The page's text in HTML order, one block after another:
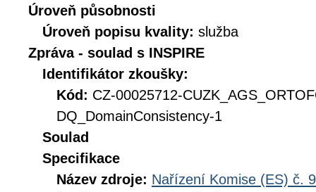
Úroveň působnosti
Úroveň popisu kvality: služba
Zpráva - soulad s INSPIRE
Identifikátor zkoušky:
Kód: CZ-00025712-
DQ_DomainConsistency-1
Soulad
Specifikace
Název zdroje: Nařízení Komise (ES) č.